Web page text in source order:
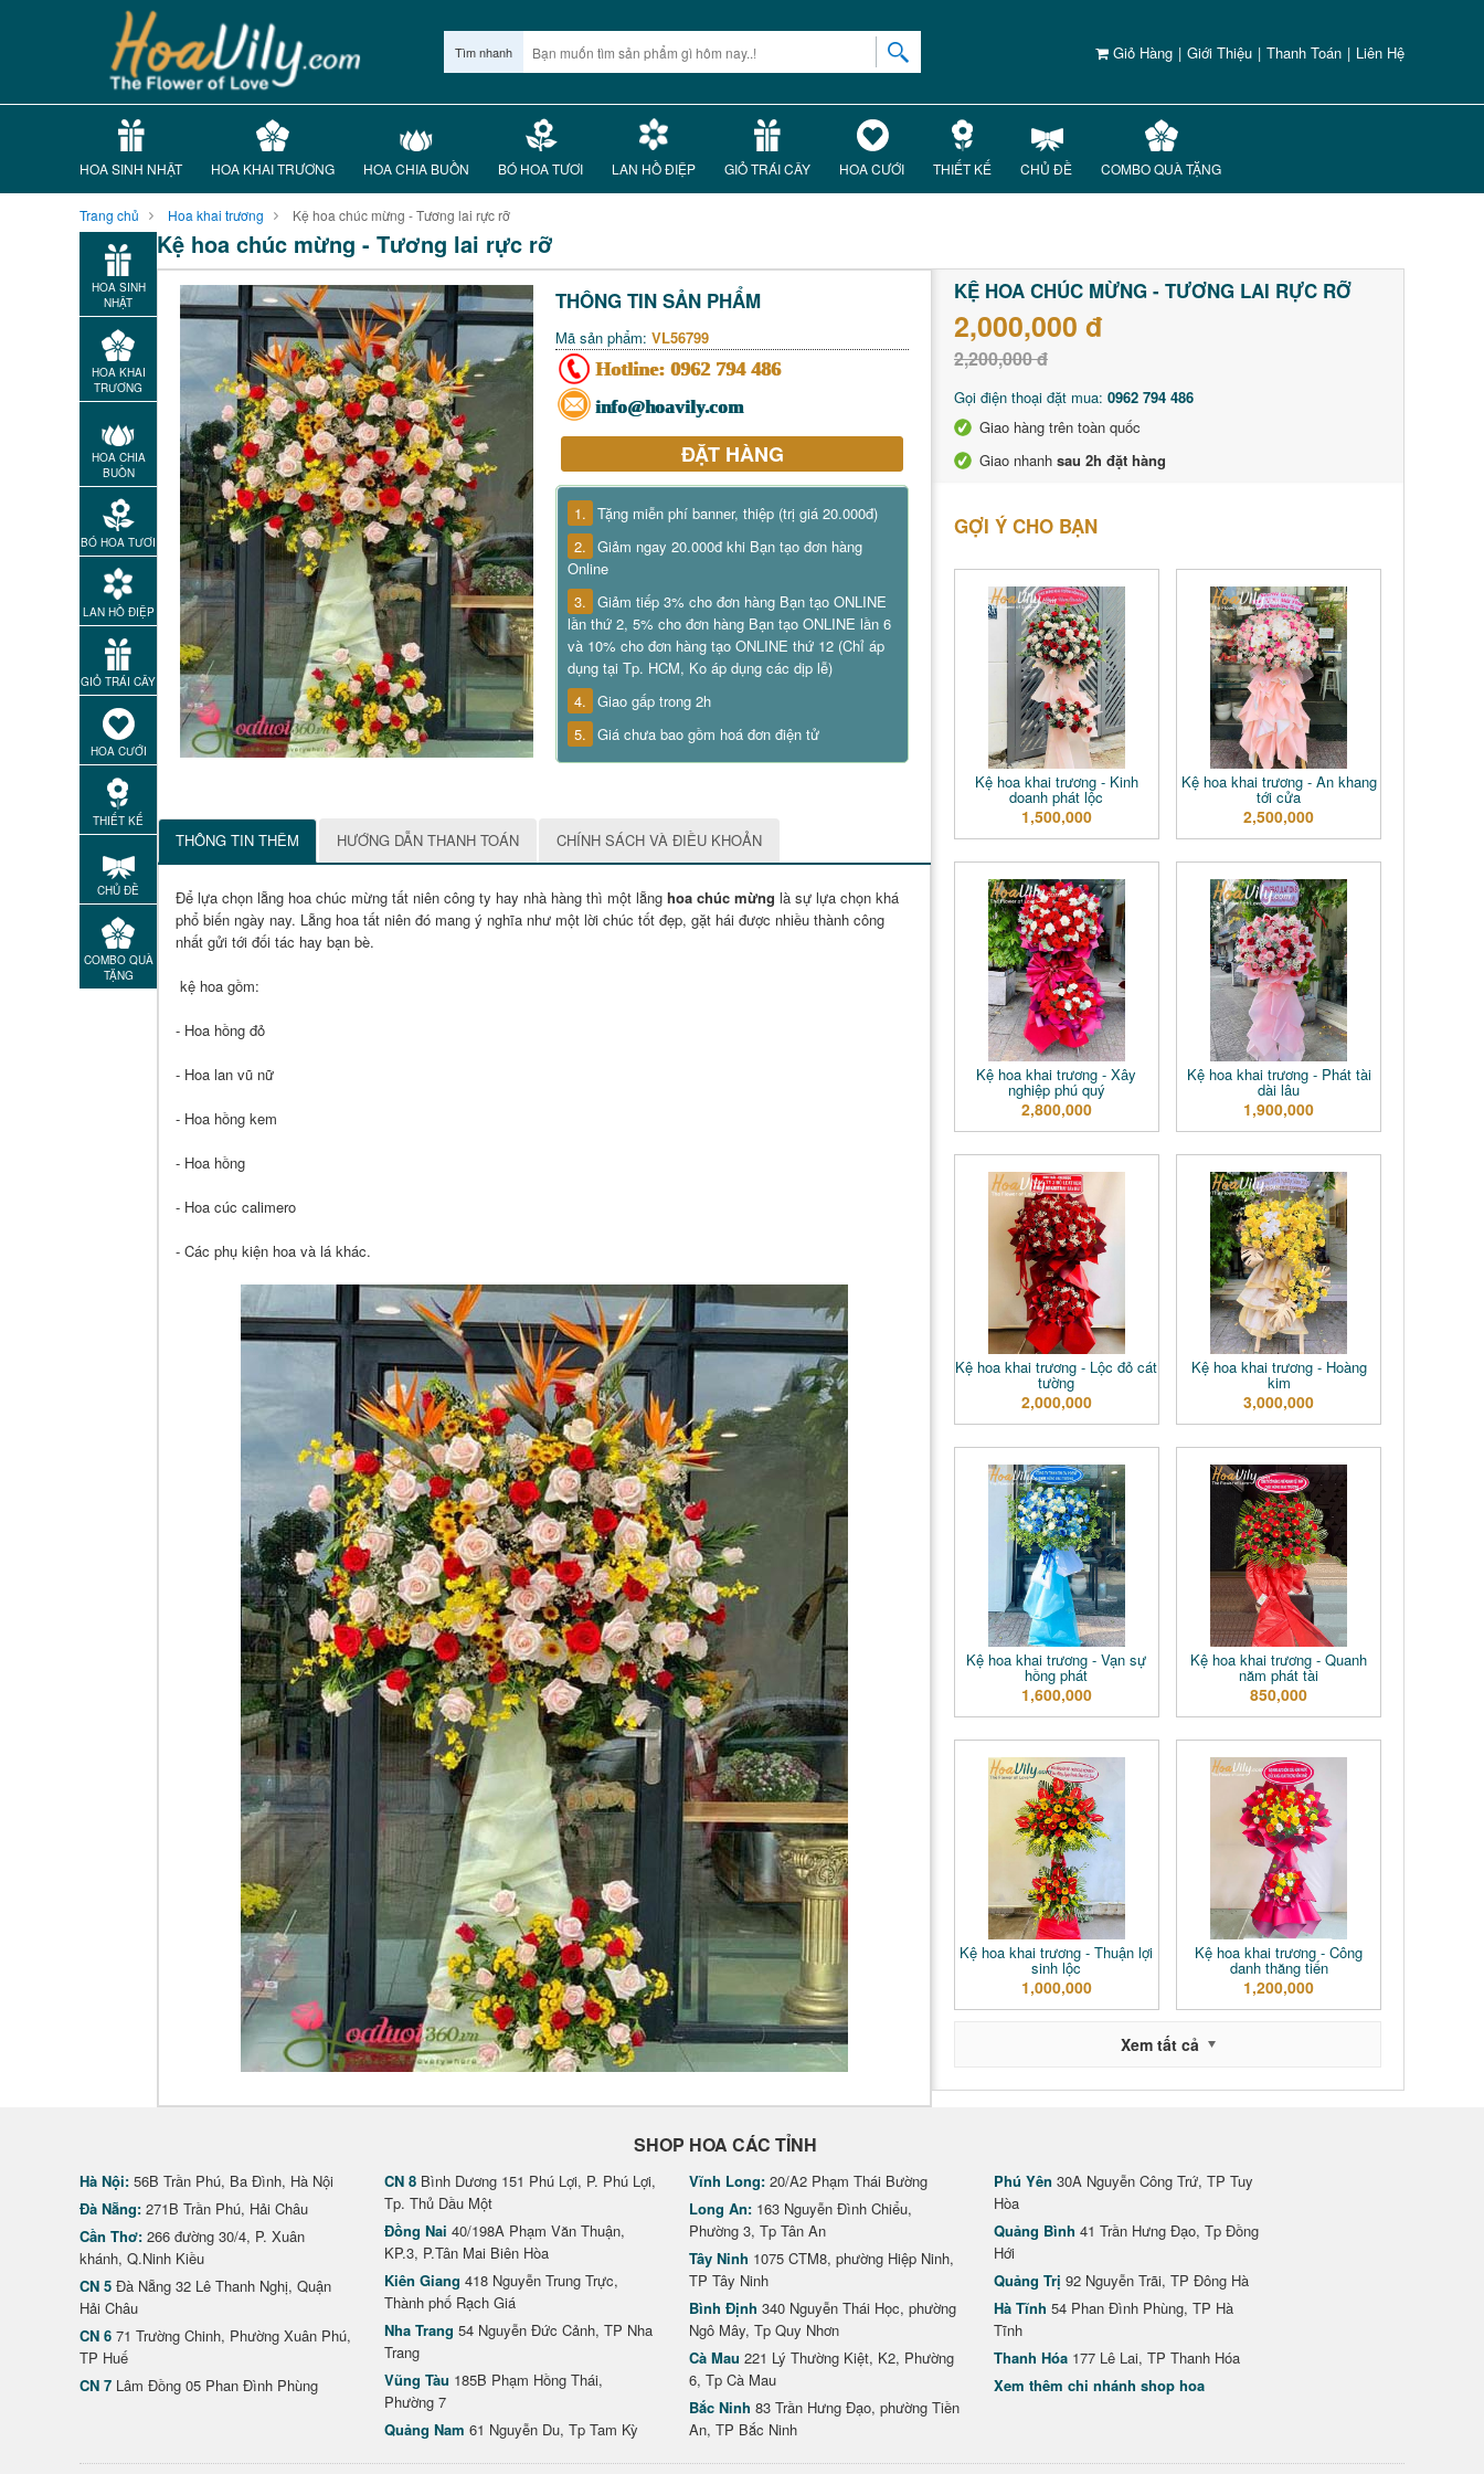
Giỏ Hàng | Giới Thiệu | Thanh Toán | Liên Hệ
Tìm nhanh
HOA SINH NHẬT HOA KHAI TRƯƠNG HOA CHIA BUỒN BÓ HOA TƯƠI LAN HỒ ĐIỆP GIỎ TRÁI CÂY HOA CƯỚI THIẾT KẾ CHỦ ĐỀ COMBO QUÀ TẶNG
Trang chủ Hoa khai trương Kệ hoa chúc mừng - Tương lai rực rỡ
HOA SINH
NHẬT
HOA KHAI
TRƯƠNG
HOA CHIA
BUỒN
BÓ HOA TƯƠI
LAN HỒ ĐIỆP
GIỎ TRÁI CÂY
HOA CƯỚI
THIẾT KẾ
CHỦ ĐỀ
COMBO QUÀ
TẶNG
Kệ hoa chúc mừng - Tương lai rực rỡ
THÔNG TIN SẢN PHẨM
Mã sản phẩm: VL56799
Hotline: 0962 794 486
info@hoavily.com
ĐẶT HÀNG
1. Tặng miễn phí banner, thiệp (trị giá 20.000đ)
2. Giảm ngay 20.000đ khi Bạn tạo đơn hàng
Online
3. Giảm tiếp 3% cho đơn hàng Bạn tạo ONLINE
lần thứ 2, 5% cho đơn hàng Bạn tạo ONLINE lần 6
và 10% cho đơn hàng tạo ONLINE thứ 12 (Chỉ áp
dụng tại Tp. HCM, Ko áp dụng các dịp lễ)
4. Giao gấp trong 2h
5. Giá chưa bao gồm hoá đơn điện tử
THÔNG TIN THÊM HƯỚNG DẪN THANH TOÁN CHÍNH SÁCH VÀ ĐIỀU KHOẢN
Để lựa chọn lẵng hoa chúc mừng tất niên công ty hay nhà hàng thì một lẵng hoa chúc mừng là sự lựa chọn khá
phổ biến ngày nay. Lẵng hoa tất niên đó mang ý nghĩa như một lời chúc tốt đẹp, gặt hái được nhiều thành công
nhất gửi tới đối tác hay bạn bè.
kệ hoa gồm:
- Hoa hồng đỏ
- Hoa lan vũ nữ
- Hoa hồng kem
- Hoa hồng
- Hoa cúc calimero
- Các phụ kiện hoa và lá khác.
KỆ HOA CHÚC MỪNG - TƯƠNG LAI RỰC RỠ
2,000,000 đ
2,200,000 đ
Gọi điện thoại đặt mua: 0962 794 486
Giao hàng trên toàn quốc
Giao nhanh sau 2h đặt hàng
GỢI Ý CHO BẠN
Kệ hoa khai trương - Kinh
doanh phát lộc
1,500,000
Kệ hoa khai trương - An khang
tới cửa
2,500,000
Kệ hoa khai trương - Xây
nghiệp phú quý
2,800,000
Kệ hoa khai trương - Phát tài
dài lâu
1,900,000
Kệ hoa khai trương - Lộc đỏ cát
tường
2,000,000
Kệ hoa khai trương - Hoàng
kim
3,000,000
Kệ hoa khai trương - Vạn sự
hồng phát
1,600,000
Kệ hoa khai trương - Quanh
năm phát tài
850,000
Kệ hoa khai trương - Thuận lợi
sinh lộc
1,000,000
Kệ hoa khai trương - Công
danh thăng tiến
1,200,000
Xem tất cả
SHOP HOA CÁC TỈNH
Hà Nội: 56B Trần Phú, Ba Đình, Hà Nội
Đà Nẵng: 271B Trần Phú, Hải Châu
Cần Thơ: 266 đường 30/4, P. Xuân
khánh, Q.Ninh Kiều
CN 5 Đà Nẵng 32 Lê Thanh Nghị, Quận
Hải Châu
CN 6 71 Trường Chinh, Phường Xuân Phú,
TP Huế
CN 7 Lâm Đồng 05 Phan Đình Phùng
CN 8 Bình Dương 151 Phú Lợi, P. Phú Lợi,
Tp. Thủ Dầu Một
Đồng Nai 40/198A Phạm Văn Thuận,
KP.3, P.Tân Mai Biên Hòa
Kiên Giang 418 Nguyễn Trung Trực,
Thành phố Rạch Giá
Nha Trang 54 Nguyễn Đức Cảnh, TP Nha
Trang
Vũng Tàu 185B Phạm Hồng Thái,
Phường 7
Quảng Nam 61 Nguyễn Du, Tp Tam Kỳ
Vĩnh Long: 20/A2 Phạm Thái Bường
Long An: 163 Nguyễn Đình Chiểu,
Phường 3, Tp Tân An
Tây Ninh 1075 CTM8, phường Hiệp Ninh,
TP Tây Ninh
Bình Định 340 Nguyễn Thái Học, phường
Ngô Mây, Tp Quy Nhơn
Cà Mau 221 Lý Thường Kiệt, K2, Phường
6, Tp Cà Mau
Bắc Ninh 83 Trần Hưng Đạo, phường Tiền
An, TP Bắc Ninh
Phú Yên 30A Nguyễn Công Trứ, TP Tuy
Hòa
Quảng Bình 41 Trần Hưng Đạo, Tp Đồng
Hới
Quảng Trị 92 Nguyễn Trãi, TP Đông Hà
Hà Tĩnh 54 Phan Đình Phùng, TP Hà
Tĩnh
Thanh Hóa 177 Lê Lai, TP Thanh Hóa
Xem thêm chi nhánh shop hoa